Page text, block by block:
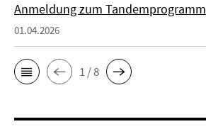
Anmeldung zum Tandemprogramm
01.04.2026
1 / 8